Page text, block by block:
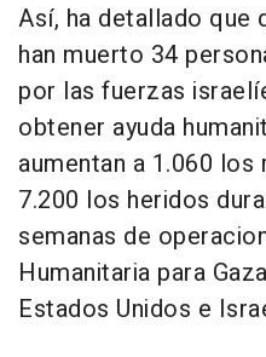
Así, ha detallado que
han muerto 34
por las fuerzas
obtener ayuda
aumentan a 1.060
7.200 los heridos
semanas de
Humanitaria para
Estados Unidos e